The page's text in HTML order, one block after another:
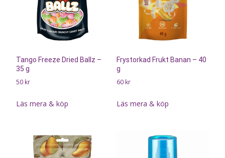
Tango Freeze Dried Ballz –
35 g
50 kr
Läs mera & köp
Frystorkad Frukt Banan – 40
g
60 kr
Läs mera & köp